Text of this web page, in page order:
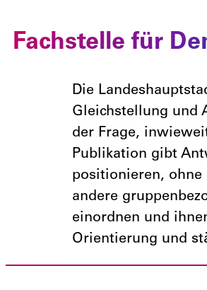
Fachstelle für
Die
Gleichstellung und
der Frage,
Publikation gibt
positionieren, ohne
andere
einordnen und
Orientierung und